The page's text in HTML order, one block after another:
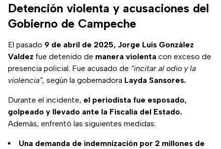
Detención violenta y acusaciones del
Gobierno de Campeche
El pasado 9 de abril de 2025, Jorge Luis González
Valdez fue detenido de manera violenta con exceso de
presencia policial. Fue acusado de “incitar al odio y la
violencia”, según la gobernadora Layda Sansores.
Durante el incidente, el periodista fue esposado,
golpeado y llevado ante la Fiscalía del Estado.
Además, enfrentó las siguientes medidas:
Una demanda de indemnización por 2 millones de